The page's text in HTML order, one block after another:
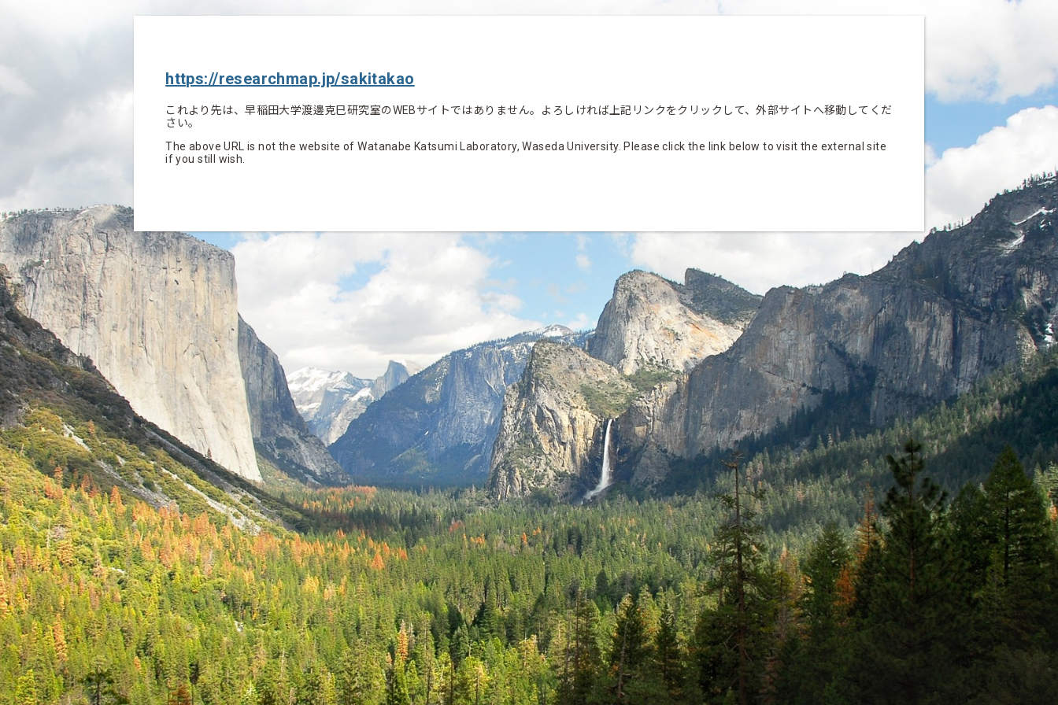
https://researchmap.jp/sakitakao
これより先は、早稲田大学渡邊克巳研究室のWEBサイトではありません。よろしければ上記リンクをクリックして、外部サイトへ移動してくだ
さい。
The above URL is not the website of Watanabe Katsumi Laboratory, Waseda University. Please click the link below to visit the external site
if you still wish.